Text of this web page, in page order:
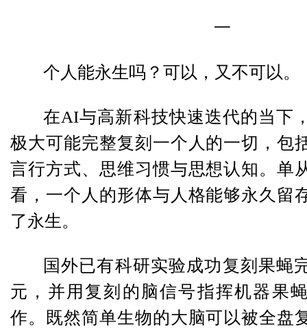
一
个人能永生吗？可以，又不可以。
在AI与高新科技快速迭代的当下
极大可能完整复刻一个人的一切，包
言行方式、思维习惯与思想认知。单
看，一个人的形体与人格能够永久留
了永生。
国外已有科研实验成功复刻果蝇
元，并用复刻的脑信号指挥机器果
作。既然简单生物的大脑可以被全盘